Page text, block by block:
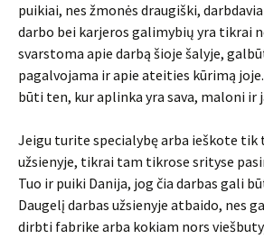
puikiai, nes žmonės draugiški,
darbo bei karjeros galimybių yra tikrai
svarstoma apie darbą šioje šalyje,
pagalvojama ir apie ateities kūrimą
būti ten, kur aplinka yra sava, maloni ir
Jeigu turite specialybę arba ieškote
užsienyje, tikrai tam tikrose srityse
Tuo ir puiki Danija, jog čia darbas gali
Daugelį darbas užsienyje atbaido, nes
dirbti fabrike arba kokiam nors